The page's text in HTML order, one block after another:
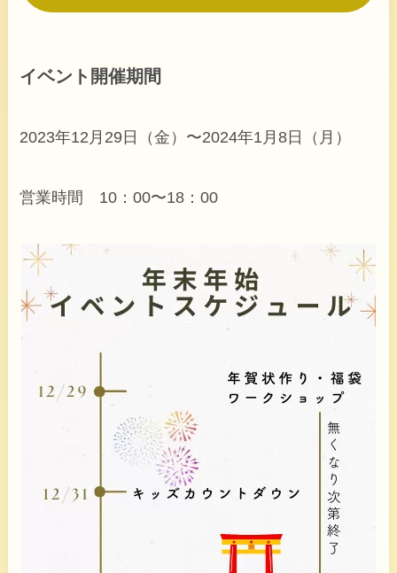
イベント開催期間
2023年12月29日（金）〜2024年1月8日（月）
営業時間 10：00〜18：00